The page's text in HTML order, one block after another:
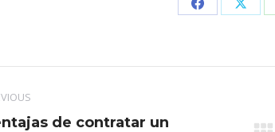
Share
Facebook
Share
X
de contratar un